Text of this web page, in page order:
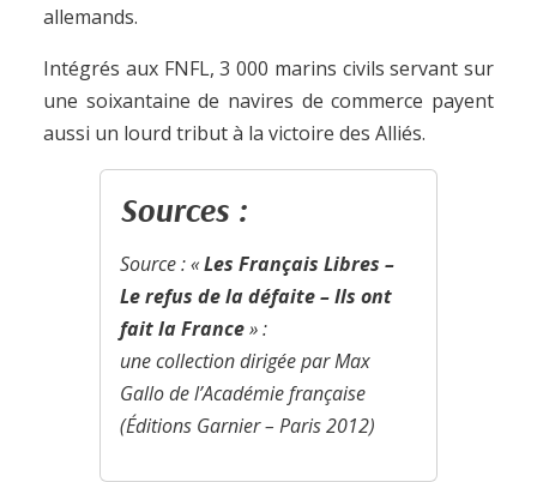
allemands.
Intégrés aux FNFL, 3 000 marins civils servant sur
une soixantaine de navires de commerce payent
aussi un lourd tribut à la victoire des Alliés.
Sources :
Source : «Les Français Libres –
Le refus de la défaite – Ils ont
fait la France» :
une collection dirigée par Max
Gallo de l’Académie française
(Éditions Garnier – Paris 2012)